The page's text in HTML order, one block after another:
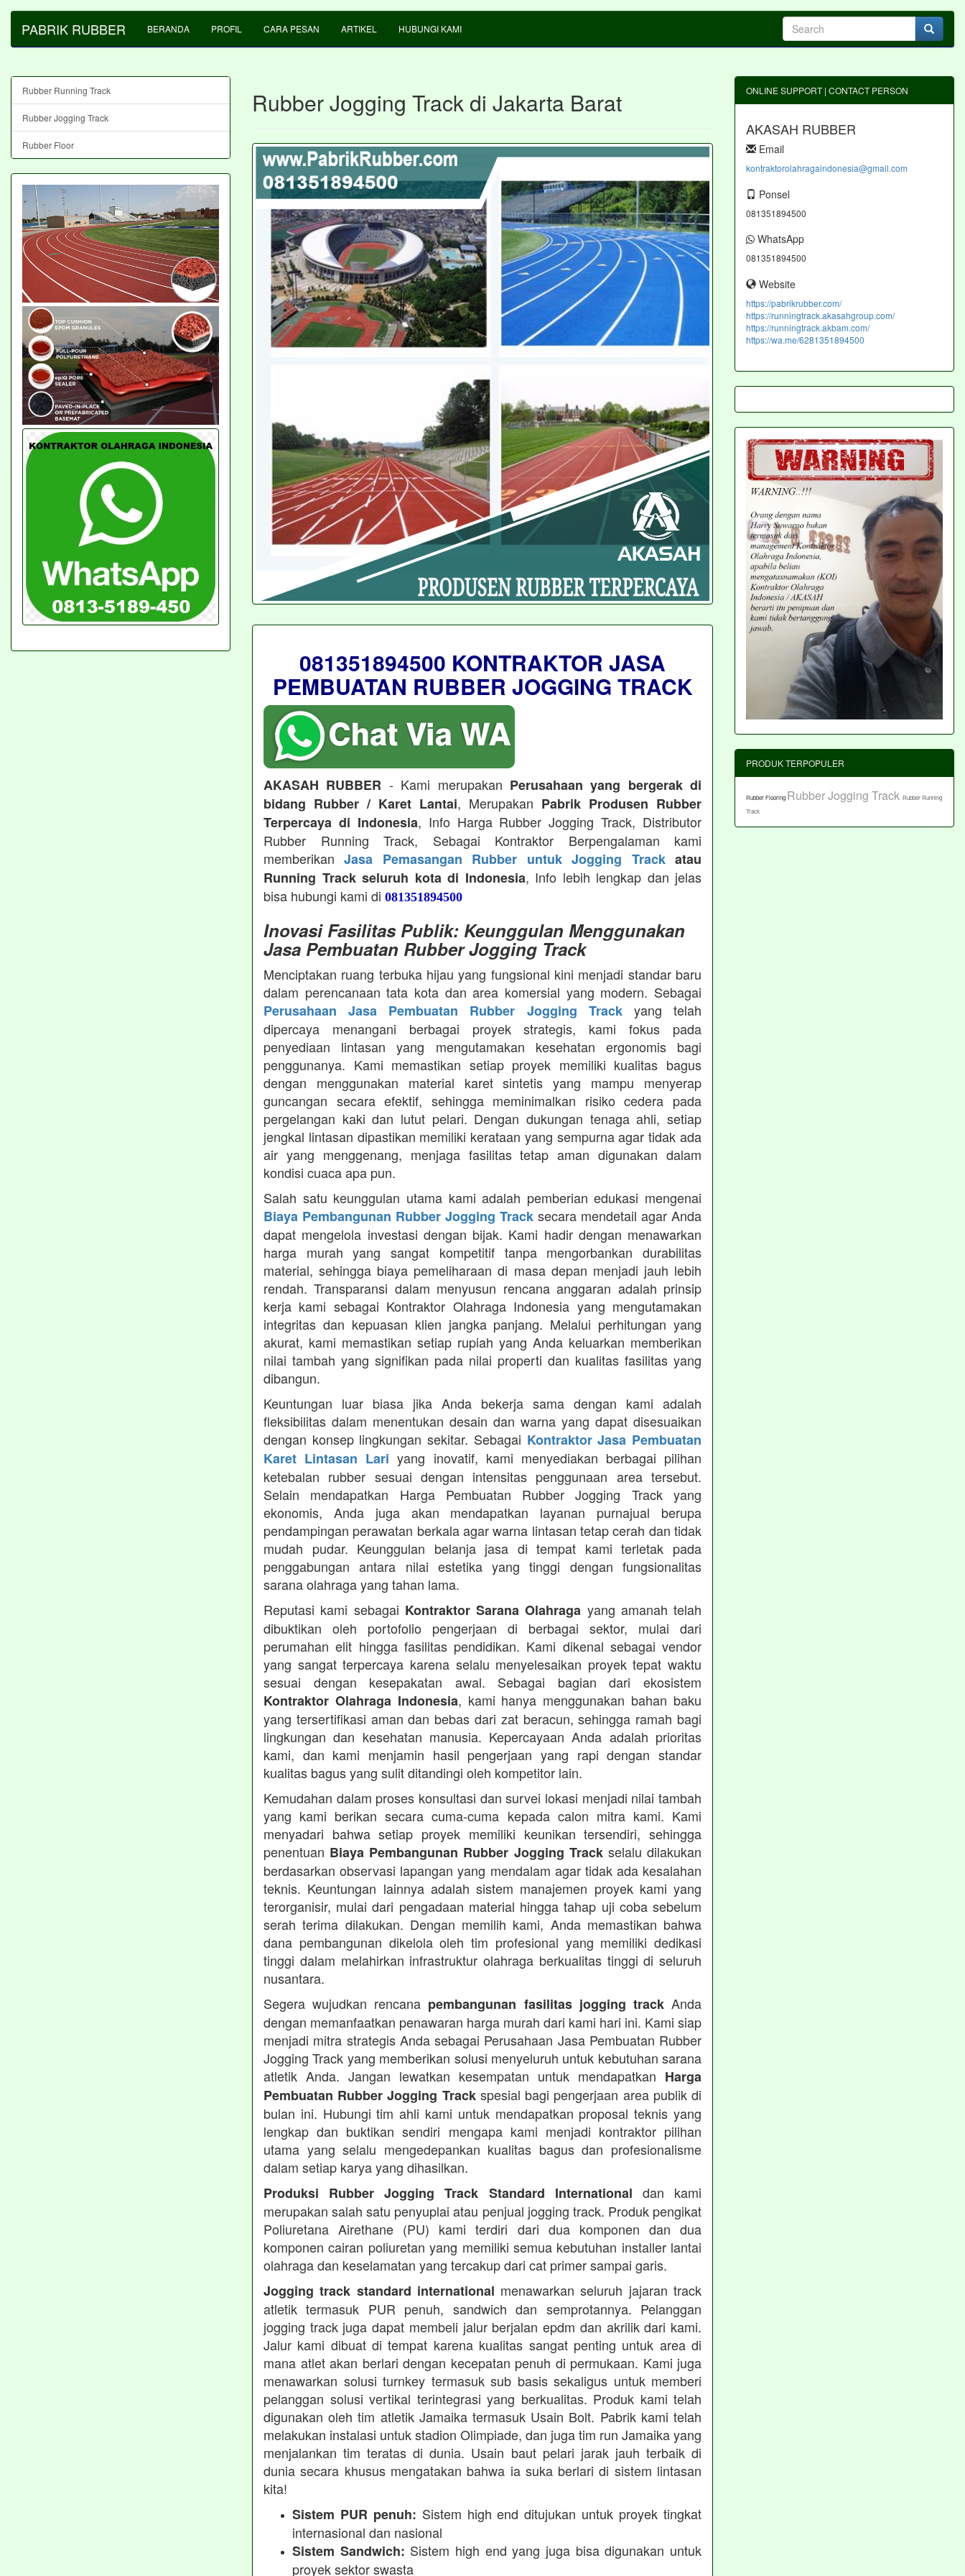
PABRIK RUBBER BERANDA PROFIL CARA PESAN ARTIKEL HUBUNGI KAMI
Rubber Jogging Track di Jakarta Barat
081351894500 KONTRAKTOR JASA
PEMBUATAN RUBBER JOGGING TRACK
AKASAH RUBBER - Kami merupakan Perusahaan yang bergerak di
bidang Rubber / Karet Lantai, Merupakan Pabrik Produsen Rubber
Terpercaya di Indonesia, Info Harga Rubber Jogging Track, Distributor
Rubber Running Track, Sebagai Kontraktor Berpengalaman kami
memberikanJasa Pemasangan Rubber untuk Jogging Trackatau
Running Track seluruh kota di Indonesia, Info lebih lengkap dan jelas
bisa hubungi kami di 081351894500
Inovasi Fasilitas Publik: Keunggulan Menggunakan
Jasa Pembuatan Rubber Jogging Track
Menciptakan ruang terbuka hijau yang fungsional kini menjadi standar baru
dalam perencanaan tata kota dan area komersial yang modern. Sebagai
Perusahaan Jasa Pembuatan Rubber Jogging Trackyang telah
dipercaya menangani berbagai proyek strategis, kami fokus pada
penyediaan lintasan yang mengutamakan kesehatan ergonomis bagi
penggunanya. Kami memastikan setiap proyek memiliki kualitas bagus
dengan menggunakan material karet sintetis yang mampu menyerap
guncangan secara efektif, sehingga meminimalkan risiko cedera pada
pergelangan kaki dan lutut pelari. Dengan dukungan tenaga ahli, setiap
jengkal lintasan dipastikan memiliki kerataan yang sempurna agar tidak ada
air yang menggenang, menjaga fasilitas tetap aman digunakan dalam
kondisi cuaca apa pun.
Salah satu keunggulan utama kami adalah pemberian edukasi mengenai
Biaya Pembangunan Rubber Jogging Track secara mendetail agar Anda
dapat mengelola investasi dengan bijak. Kami hadir dengan menawarkan
harga murah yang sangat kompetitif tanpa mengorbankan durabilitas
material, sehingga biaya pemeliharaan di masa depan menjadi jauh lebih
rendah. Transparansi dalam menyusun rencana anggaran adalah prinsip
kerja kami sebagai Kontraktor Olahraga Indonesia yang mengutamakan
integritas dan kepuasan klien jangka panjang. Melalui perhitungan yang
akurat, kami memastikan setiap rupiah yang Anda keluarkan memberikan
nilai tambah yang signifikan pada nilai properti dan kualitas fasilitas yang
dibangun.
Keuntungan luar biasa jika Anda bekerja sama dengan kami adalah
fleksibilitas dalam menentukan desain dan warna yang dapat disesuaikan
dengan konsep lingkungan sekitar. Sebagai Kontraktor Jasa Pembuatan
Karet Lintasan Lari yang inovatif, kami menyediakan berbagai pilihan
ketebalan rubber sesuai dengan intensitas penggunaan area tersebut.
Selain mendapatkan Harga Pembuatan Rubber Jogging Track yang
ekonomis, Anda juga akan mendapatkan layanan purnajual berupa
pendampingan perawatan berkala agar warna lintasan tetap cerah dan tidak
mudah pudar. Keunggulan belanja jasa di tempat kami terletak pada
penggabungan antara nilai estetika yang tinggi dengan fungsionalitas
sarana olahraga yang tahan lama.
Reputasi kami sebagai Kontraktor Sarana Olahraga yang amanah telah
dibuktikan oleh portofolio pengerjaan di berbagai sektor, mulai dari
perumahan elit hingga fasilitas pendidikan. Kami dikenal sebagai vendor
yang sangat terpercaya karena selalu menyelesaikan proyek tepat waktu
sesuai dengan kesepakatan awal. Sebagai bagian dari ekosistem
Kontraktor Olahraga Indonesia, kami hanya menggunakan bahan baku
yang tersertifikasi aman dan bebas dari zat beracun, sehingga ramah bagi
lingkungan dan kesehatan manusia. Kepercayaan Anda adalah prioritas
kami, dan kami menjamin hasil pengerjaan yang rapi dengan standar
kualitas bagus yang sulit ditandingi oleh kompetitor lain.
Kemudahan dalam proses konsultasi dan survei lokasi menjadi nilai tambah
yang kami berikan secara cuma-cuma kepada calon mitra kami. Kami
menyadari bahwa setiap proyek memiliki keunikan tersendiri, sehingga
penentuan Biaya Pembangunan Rubber Jogging Trackselalu dilakukan
berdasarkan observasi lapangan yang mendalam agar tidak ada kesalahan
teknis. Keuntungan lainnya adalah sistem manajemen proyek kami yang
terorganisir, mulai dari pengadaan material hingga tahap uji coba sebelum
serah terima dilakukan. Dengan memilih kami, Anda memastikan bahwa
dana pembangunan dikelola oleh tim profesional yang memiliki dedikasi
tinggi dalam melahirkan infrastruktur olahraga berkualitas tinggi di seluruh
nusantara.
Segera wujudkan rencana pembangunan fasilitas jogging trackAnda
dengan memanfaatkan penawaran harga murah dari kami hari ini. Kami siap
menjadi mitra strategis Anda sebagai Perusahaan Jasa Pembuatan Rubber
Jogging Track yang memberikan solusi menyeluruh untuk kebutuhan sarana
atletik Anda. Jangan lewatkan kesempatan untuk mendapatkan Harga
Pembuatan Rubber Jogging Trackspesial bagi pengerjaan area publik di
bulan ini. Hubungi tim ahli kami untuk mendapatkan proposal teknis yang
lengkap dan buktikan sendiri mengapa kami menjadi kontraktor pilihan
utama yang selalu mengedepankan kualitas bagus dan profesionalisme
dalam setiap karya yang dihasilkan.
Produksi Rubber Jogging Track Standard International dan kami
merupakan salah satu penyuplai atau penjual jogging track. Produk pengikat
Poliuretana Airethane (PU) kami terdiri dari dua komponen dan dua
komponen cairan poliuretan yang memiliki semua kebutuhan installer lantai
olahraga dan keselamatan yang tercakup dari cat primer sampai garis.
Jogging track standard international menawarkan seluruh jajaran track
atletik termasuk PUR penuh, sandwich dan semprotannya. Pelanggan
jogging track juga dapat membeli jalur berjalan epdm dan akrilik dari kami.
Jalur kami dibuat di tempat karena kualitas sangat penting untuk area di
mana atlet akan berlari dengan kecepatan penuh di permukaan. Kami juga
menawarkan solusi turnkey termasuk sub basis sekaligus untuk memberi
pelanggan solusi vertikal terintegrasi yang berkualitas. Produk kami telah
digunakan oleh tim atletik Jamaika termasuk Usain Bolt. Pabrik kami telah
melakukan instalasi untuk stadion Olimpiade, dan juga tim run Jamaika yang
menjalankan tim teratas di dunia. Usain baut pelari jarak jauh terbaik di
dunia secara khusus mengatakan bahwa ia suka berlari di sistem lintasan
kita!
Sistem PUR penuh: Sistem high end ditujukan untuk proyek tingkat
internasional dan nasional
Sistem Sandwich: Sistem high end yang juga bisa digunakan untuk
proyek sektor swasta
Rubber Running Track
Rubber Jogging Track
Rubber Floor
ONLINE SUPPORT | CONTACT PERSON
AKASAH RUBBER
Email
kontraktorolahragaindonesia@gmail.com
Ponsel
081351894500
WhatsApp
081351894500
Website
https://pabrikrubber.com/
https://runningtrack.akasahgroup.com/
https://runningtrack.akbam.com/
https://wa.me/6281351894500
PRODUK TERPOPULER
Rubber Flooring Rubber Jogging Track Rubber Running
Track